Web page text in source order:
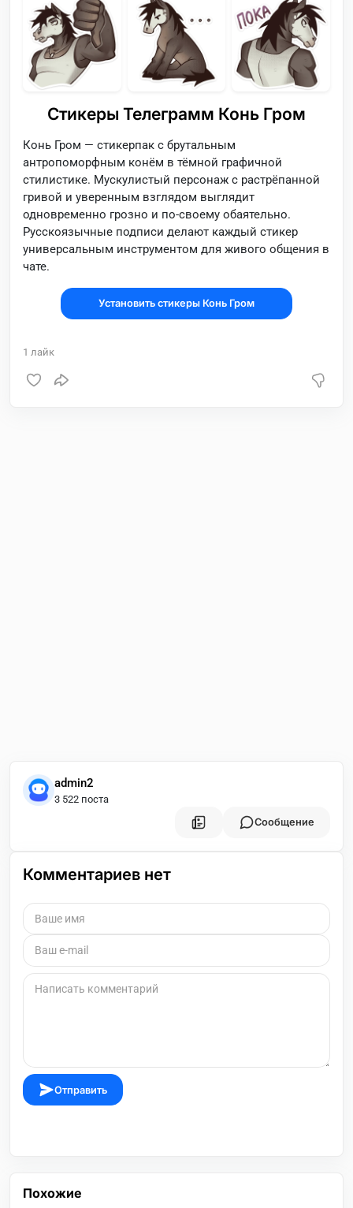
Стикеры Телеграмм Конь Гром
Конь Гром — стикерпак с брутальным
антропоморфным конём в тёмной графичной
стилистике. Мускулистый персонаж с растрёпанной
гривой и уверенным взглядом выглядит
одновременно грозно и по-своему обаятельно.
Русскоязычные подписи делают каждый стикер
универсальным инструментом для живого общения в
чате.
Установить стикеры Конь Гром
1 лайк
admin2
3 522 поста
Сообщение
Комментариев нет
Отправить
Похожие